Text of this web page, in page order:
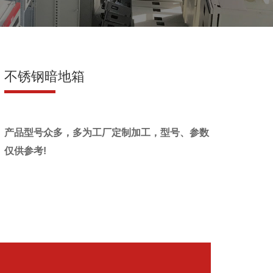
不锈钢暗地箱
产品型号众多，多为工厂定制加工，型号、参数
仅供参考!